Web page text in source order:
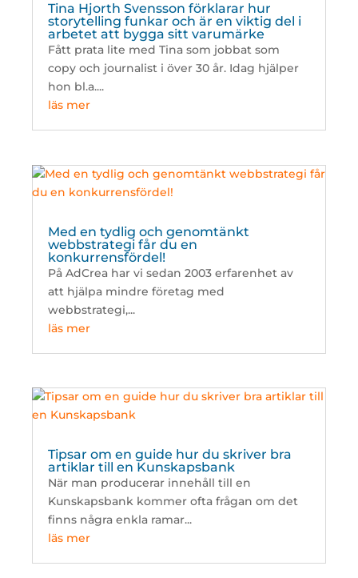
Tina Hjorth Svensson förklarar hur
storytelling funkar och är en viktig del i
arbetet att bygga sitt varumärke
Fått prata lite med Tina som jobbat som
copy och journalist i över 30 år. Idag hjälper
hon bl.a....
läs mer
Med en tydlig och genomtänkt
webbstrategi får du en
konkurrensfördel!
På AdCrea har vi sedan 2003 erfarenhet av
att hjälpa mindre företag med
webbstrategi,...
läs mer
Tipsar om en guide hur du skriver bra
artiklar till en Kunskapsbank
När man producerar innehåll till en
Kunskapsbank kommer ofta frågan om det
finns några enkla ramar...
läs mer